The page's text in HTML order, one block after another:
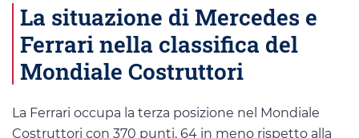
La situazione di Mercedes e
Ferrari nella classifica del
Mondiale Costruttori
La Ferrari occupa la terza posizione nel Mondiale
Costruttori con 370 punti, 64 in meno rispetto alla